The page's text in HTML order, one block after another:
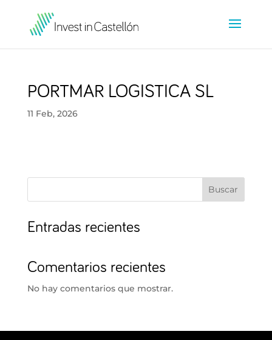
PORTMAR LOGISTICA SL
11 Feb, 2026
Buscar
Entradas recientes
Comentarios recientes
No hay comentarios que mostrar.